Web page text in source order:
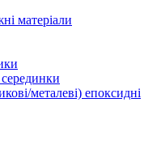
матеріали
металеві) епоксидні